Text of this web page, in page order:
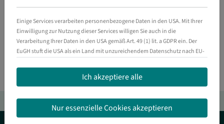
speaker_notesProjektpreis anfragen
Sicherheits- und Produktressourcen
Einige Services verarbeiten personenbezogene Daten in den USA. Mit Ihrer
Einwilligung zur Nutzung dieser Services willigen Sie auch in die
Verarbeitung Ihrer Daten in den USA gemäß Art. 49 (1) lit. a GDPR ein. Der
EuGH stuft die USA als ein Land mit unzureichendem Datenschutz nach EU-
personenbezogene Daten in Überwachungsprogrammen verarbeiten, ohne
dass für Europäerinnen und Europäer eine Klagemöglichkeit besteht.
Essenziell
Essenzielle Services ermöglichen grundlegende Funktionen und
Ich akzeptiere alle
Nur essenzielle Cookies akzeptieren
arrow_upward Zum Seitenanfang